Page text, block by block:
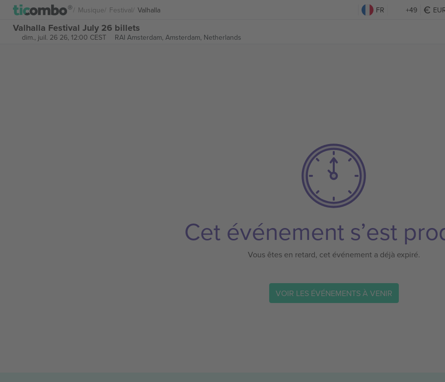
Musique Festival Valhalla FR +49
Valhalla Festival July 26 billets
dim., juil. 26 26, 12:00 CEST RAI Amsterdam, Amsterdam, Netherlands
Cet événement s’est
Vous êtes en retard, cet événement a déjà expiré.
VOIR LES ÉVÉNEMENTS À VENIR